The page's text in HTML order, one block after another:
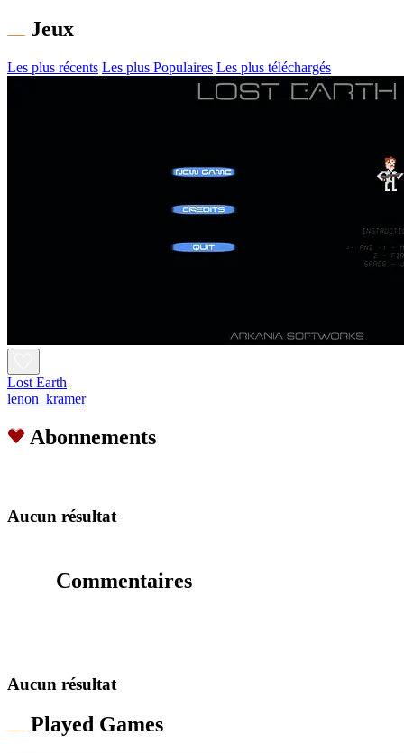
Jeux
Les plus récents Les plus Populaires Les plus téléchargés
Lost Earth
lenon_kramer
Abonnements
Aucun résultat
Commentaires
Aucun résultat
Played Games